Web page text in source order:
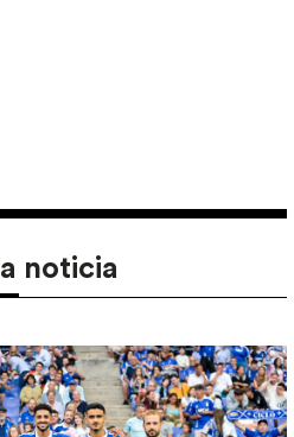
noticia